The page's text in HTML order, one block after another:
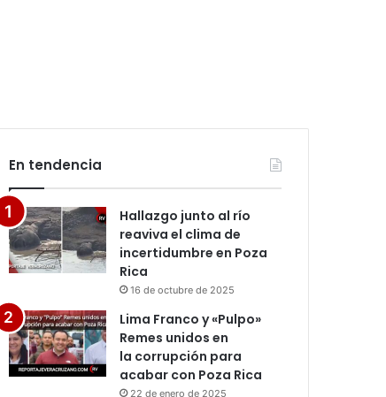
En tendencia
Hallazgo junto al río
reaviva el clima de
incertidumbre en Poza
Rica
16 de octubre de 2025
Lima Franco y «Pulpo»
Remes unidos en
la corrupción para
acabar con Poza Rica
22 de enero de 2025